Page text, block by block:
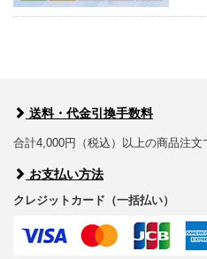
送料・代金引換手数料
合計4,000円（税込）以上の商品注文
お支払い方法
クレジットカード（一括払い）